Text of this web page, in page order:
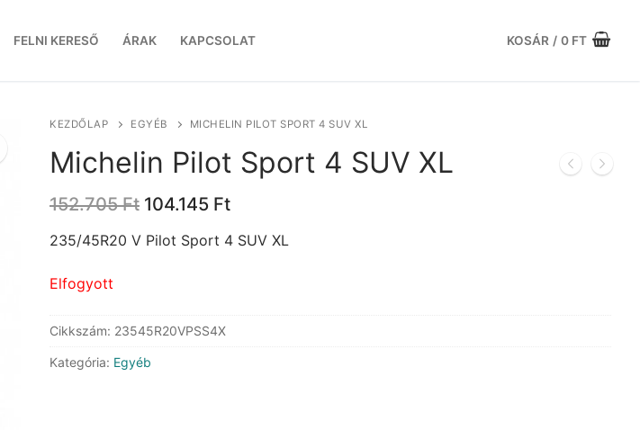
FELNI KERESŐ ÁRAK KAPCSOLAT KOSÁR / 0 FT
KEZDŐLAP EGYÉB MICHELIN PILOT SPORT 4 SUV XL
Michelin Pilot Sport 4 SUV XL
152.705Ft Original
was:
104.145 FtCurrent
is:
235/45R20 V Pilot Sport 4 SUV XL
Elfogyott
Cikkszám: 23545R20VPSS4X
Kategória: Egyéb